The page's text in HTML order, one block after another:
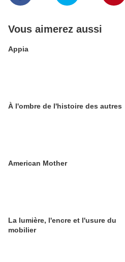
Vous aimerez aussi
Appia
À l'ombre de l'histoire des autres
American Mother
La lumière, l'encre et l'usure du
mobilier